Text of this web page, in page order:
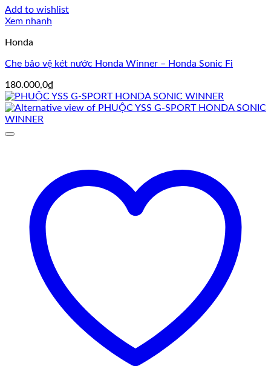
Add to wishlist
Xem nhanh
Honda
Che bảo vệ két nước Honda Winner – Honda Sonic Fi
180.000,0₫